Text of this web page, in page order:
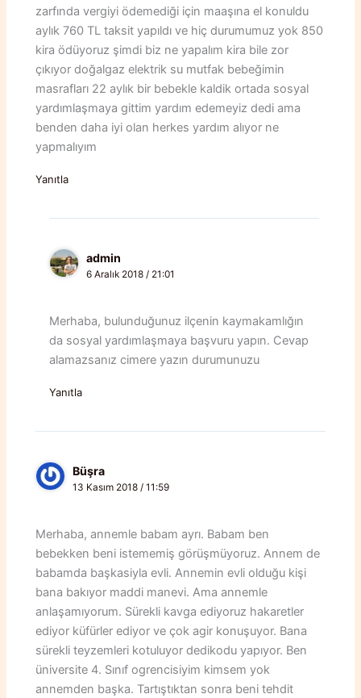
zarfında vergiyi ödemediği için maaşına el konuldu
aylık 760 TL taksit yapıldı ve hiç durumumuz yok 850
kira ödüyoruz şimdi biz ne yapalım kira bile zor
çıkıyor doğalgaz elektrik su mutfak bebeğimin
masrafları 22 aylık bir bebekle kaldik ortada sosyal
yardımlaşmaya gittim yardım edemeyiz dedi ama
benden daha iyi olan herkes yardım alıyor ne
yapmalıyım
Yanıtla
admin
6 Aralık 2018 / 21:01
Merhaba, bulunduğunuz ilçenin kaymakamlığın
da sosyal yardımlaşmaya başvuru yapın. Cevap
alamazsanız cimere yazın durumunuzu
Yanıtla
Büşra
13 Kasım 2018 / 11:59
Merhaba, annemle babam ayrı. Babam ben
bebekken beni istememiş görüşmüyoruz. Annem de
babamda başkasiyla evli. Annemin evli olduğu kişi
bana bakıyor maddi manevi. Ama annemle
anlaşamıyorum. Sürekli kavga ediyoruz hakaretler
ediyor küfürler ediyor ve çok agir konuşuyor. Bana
sürekli teyzemleri kotuluyor dedikodu yapıyor. Ben
üniversite 4. Sınıf ogrencisiyim kimsem yok
annemden başka. Tartıştıktan sonra beni tehdit